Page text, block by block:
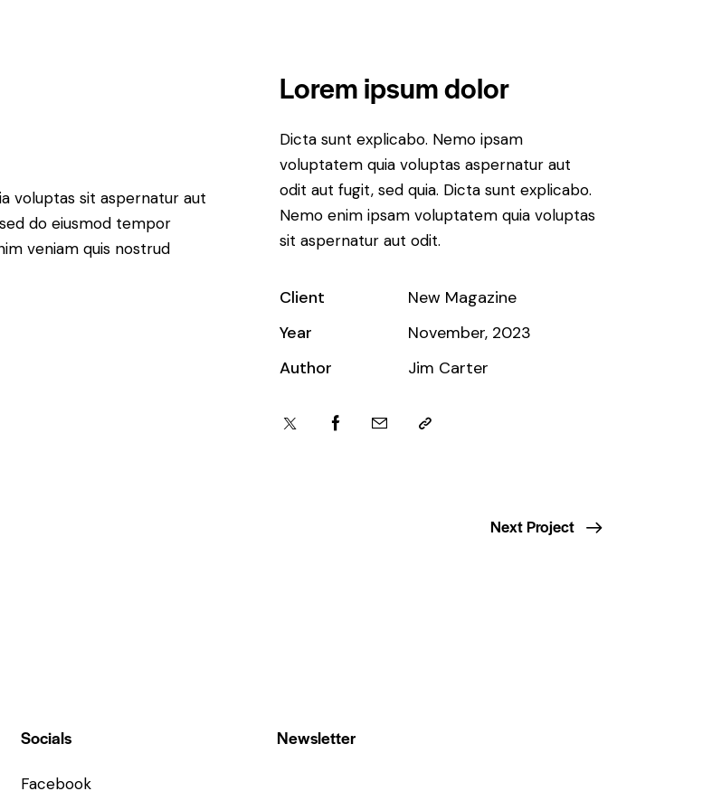
voluptas sit aspernatur aut
do eiusmod tempor
veniam quis nostrud
Lorem ipsum dolor
Dicta sunt explicabo. Nemo ipsam
voluptatem quia voluptas aspernatur aut
odit aut fugit, sed quia. Dicta sunt explicabo.
Nemo enim ipsam voluptatem quia voluptas
sit aspernatur aut odit.
Client
New Magazine
Year
November, 2023
Author
Jim Carter
Next Project
Socials
Facebook
Newsletter